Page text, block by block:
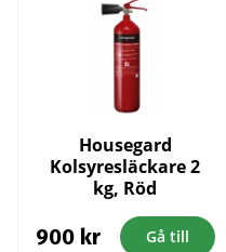
Housegard
Kolsyresläckare 2
kg, Röd
900 kr Gå till